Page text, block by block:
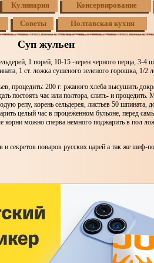
Кулинария Консервирование
Советы Полтавская кухня
Суп жульен
1 порей, 10-15 -зерен черного перца, 3-4
1 ст. ложка сушеного зеленого горошка, 1/2
процедить: 200 г. ржаного хлеба высушить
постоять час или полтора, слить- и процедить.
репу, корень сельдерея, листьев 50 шпината,
целый час в процеженном бульоне, перед
можно сперва немного поджарить в пол
секретов поваров русских царей а так же шеф-